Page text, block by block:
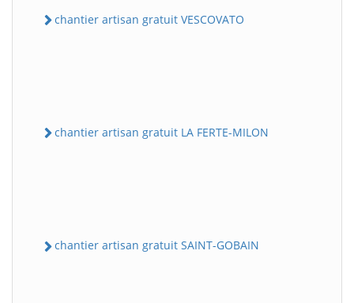
chantier artisan gratuit VESCOVATO
chantier artisan gratuit LA FERTE-MILON
chantier artisan gratuit SAINT-GOBAIN